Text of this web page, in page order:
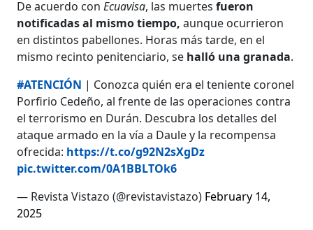
De acuerdo conEcuavisa, las muertesfueron
notificadas al mismo tiempo,aunque ocurrieron
en distintos pabellones. Horas más tarde, en el
mismo recinto penitenciario, se halló una granada.
#ATENCIÓN | Conozca quién era el teniente coronel
Porfirio Cedeño, al frente de las operaciones contra
el terrorismo en Durán. Descubra los detalles del
ataque armado en la vía a Daule y la recompensa
ofrecida: https://t.co/g92N2sXgDz
pic.twitter.com/0A1BBLTOk6
— Revista Vistazo (@revistavistazo) February 14,
2025